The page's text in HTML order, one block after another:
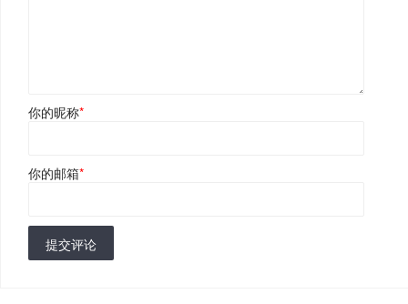
你的昵称*
你的邮箱*
提交评论